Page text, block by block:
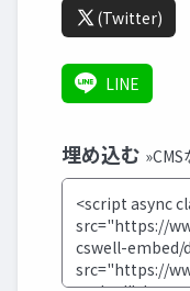
(Twitter)
LINE
埋め込む